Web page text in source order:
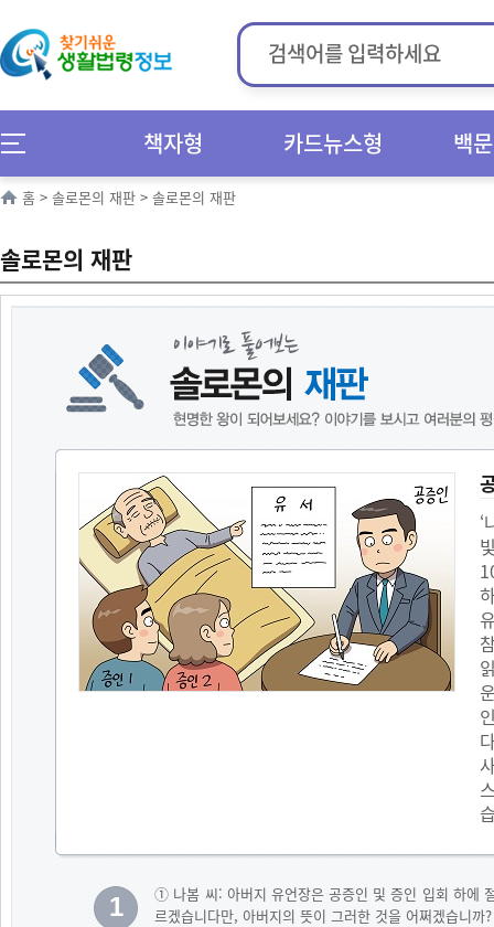
책자형 카드뉴스형 백
홈 > 솔로몬의 재판 > 솔로몬의 재판
솔로몬의 재판
1
① 나봄 씨: 아버지 유언장은 공증인 및 증인 입회 하에
르겠습니다만, 아버지의 뜻이 그러한 것을 어쩌겠습니까?